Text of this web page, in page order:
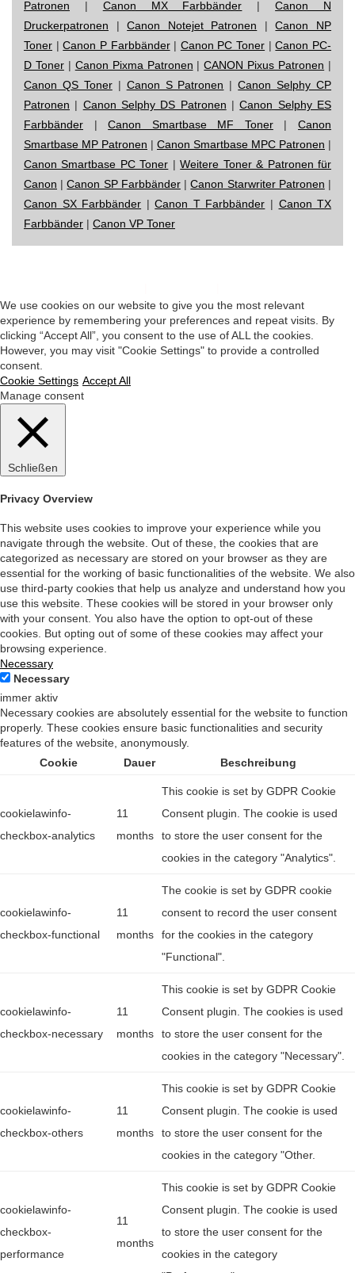
Patronen | Canon MX Farbbänder |Canon N
Druckerpatronen |Canon Notejet Patronen |Canon NP
Toner |Canon P Farbbänder| Canon PC Toner |Canon PC-
D Toner| Canon Pixma Patronen |CANON Pixus Patronen |
Canon QS Toner| Canon S Patronen |Canon Selphy CP
Patronen | Canon Selphy DS Patronen |Canon Selphy ES
Farbbänder |Canon Smartbase MF Toner|Canon
Smartbase MP Patronen | Canon Smartbase MPC Patronen |
Canon Smartbase PC Toner |Weitere Toner & Patronen für
Canon |Canon SP Farbbänder|Canon Starwriter Patronen |
Canon SX Farbbänder |Canon T Farbbänder | Canon TX
Farbbänder | Canon VP Toner
We use cookies on our website to give you the most relevant
experience by remembering your preferences and repeat visits. By
clicking “Accept All”, you consent to the use of ALL the cookies.
However, you may visit "Cookie Settings" to provide a controlled
consent.
Cookie Settings Accept All
Manage consent
Schließen
Privacy Overview
This website uses cookies to improve your experience while you
navigate through the website. Out of these, the cookies that are
categorized as necessary are stored on your browser as they are
essential for the working of basic functionalities of the website. We also
use third-party cookies that help us analyze and understand how you
use this website. These cookies will be stored in your browser only
with your consent. You also have the option to opt-out of these
cookies. But opting out of some of these cookies may affect your
browsing experience.
Necessary
Necessary
immer aktiv
Necessary cookies are absolutely essential for the website to function
properly. These cookies ensure basic functionalities and security
features of the website, anonymously.
Cookie
Dauer Beschreibung
cookielawinfo-
checkbox-analytics
11
months
This cookie is set by GDPR Cookie
Consent plugin. The cookie is used
to store the user consent for the
cookies in the category "Analytics".
cookielawinfo-
checkbox-functional
11
months
The cookie is set by GDPR cookie
consent to record the user consent
for the cookies in the category
"Functional".
cookielawinfo-
checkbox-necessary
11
months
This cookie is set by GDPR Cookie
Consent plugin. The cookies is used
to store the user consent for the
cookies in the category "Necessary".
cookielawinfo-
checkbox-others
11
months
This cookie is set by GDPR Cookie
Consent plugin. The cookie is used
to store the user consent for the
cookies in the category "Other.
cookielawinfo-
checkbox-
performance
11
months
This cookie is set by GDPR Cookie
Consent plugin. The cookie is used
to store the user consent for the
cookies in the category